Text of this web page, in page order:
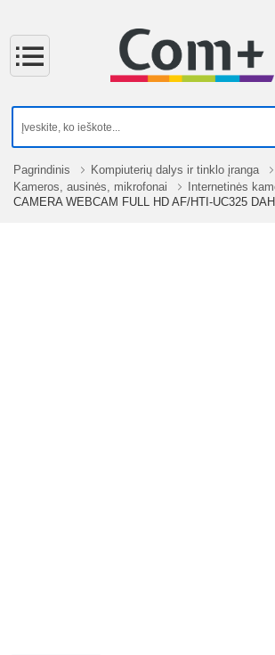
Pagrindinis
Kompiuterių dalys ir tinklo įranga
Kameros, ausinės, mikrofonai
Internetinės
CAMERA WEBCAM FULL HD AF/HTI-UC325